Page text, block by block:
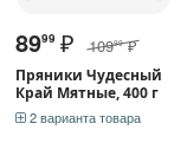
8999 ₽ 10999 ₽
Пряники Чудесный
Край Мятные, 400 г
2 варианта товара